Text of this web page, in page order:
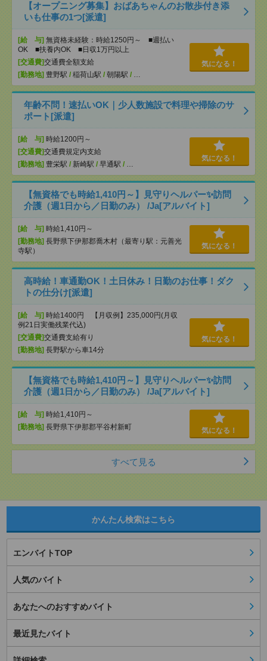
【オープニング募集】おばあちゃんのお散歩付き添
いも仕事の1つ[派遣]
[給 与] 無資格未経験：時給1250円～ ■週払い
OK ■扶養内OK ■日収1万円以上
[交通費]交通費全額支給
[勤務地] 豊野駅 / 稲荷山駅 / 朝陽駅 / …
気になる！
年齢不問！速払いOK｜少人数施設で料理や掃除のサ
ポート[派遣]
[給 与] 時給1200円～
[交通費]交通費規定内支給
[勤務地] 豊栄駅 / 新崎駅 / 早通駅 / …
気になる！
【無資格でも時給1,410円～】見守りヘルパー✨訪問
介護（週1日から／日勤のみ） /Ja[アルバイト]
[給 与] 時給1,410円～
[勤務地] 長野県下伊那郡喬木村（最寄り駅：元善光
寺駅）
気になる！
高時給！車通勤OK！土日休み！日勤のお仕事！ダク
トの仕分け[派遣]
[給 与] 時給1400円 【月収例】235,000円(月収
例21日実働残業代込)
[交通費]交通費支給有り
[勤務地] 長野駅から車14分
気になる！
【無資格でも時給1,410円～】見守りヘルパー✨訪問
介護（週1日から／日勤のみ） /Ja[アルバイト]
[給 与] 時給1,410円～
[勤務地] 長野県下伊那郡平谷村新町 気になる！
すべて見る
かんたん検索はこちら
エンバイトTOP
人気のバイト
あなたへのおすすめバイト
最近見たバイト